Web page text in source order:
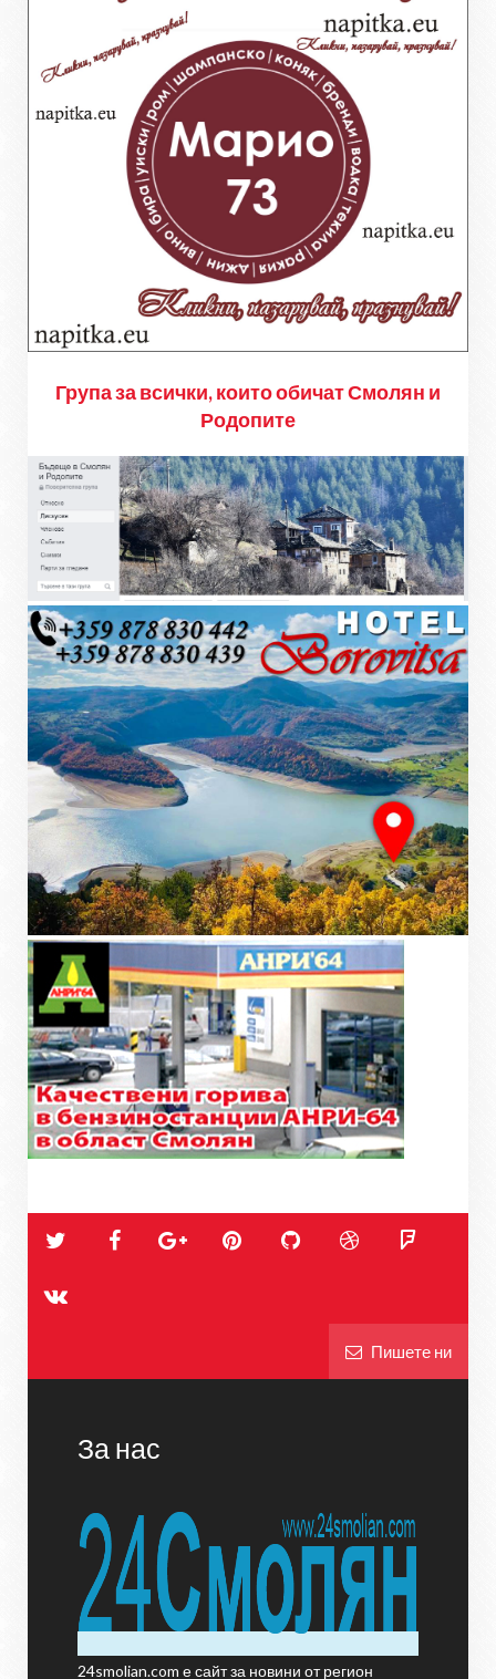
Група за всички, които обичат Смолян и
Родопите
Пишете ни
За нас
24smolian.com е сайт за новини от регион